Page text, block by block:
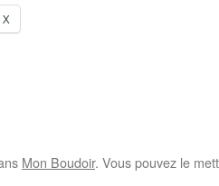
X
Mon Boudoir. Vous pouvez le